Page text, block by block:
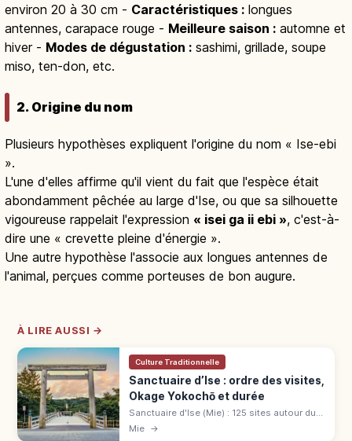
environ 20 à 30 cm - Caractéristiques : longues
antennes, carapace rouge - Meilleure saison : automne et
hiver - Modes de dégustation : sashimi, grillade, soupe
miso, ten-don, etc.
2. Origine du nom
Plusieurs hypothèses expliquent l'origine du nom « Ise-ebi
».
L'une d'elles affirme qu'il vient du fait que l'espèce était
abondamment pêchée au large d'Ise, ou que sa silhouette
vigoureuse rappelait l'expression « isei ga ii ebi », c'est-à-
dire une « crevette pleine d'énergie ».
Une autre hypothèse l'associe aux longues antennes de
l'animal, perçues comme porteuses de bon augure.
À LIRE AUSSI →
Culture Traditionnelle
Sanctuaire d’Ise : ordre des visites,
Okage Yokochō et durée
Sanctuaire d'Ise (Mie) : 125 sites autour du
Naikū et du Gekū. Ordre Gekū → Naikū
Mie →